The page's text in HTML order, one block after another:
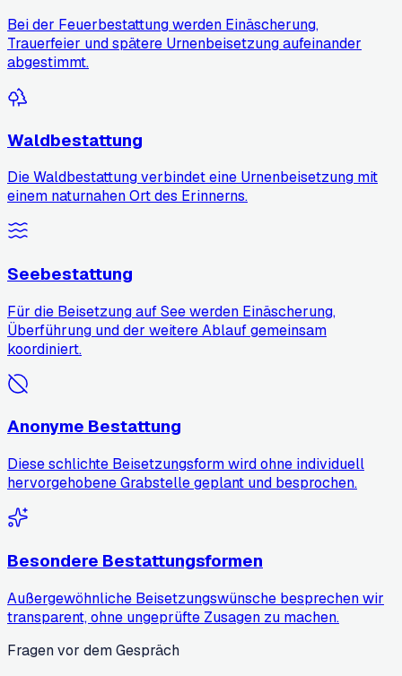
Bei der Feuerbestattung werden Einäscherung,
Trauerfeier und spätere Urnenbeisetzung aufeinander
abgestimmt.
Waldbestattung
Die Waldbestattung verbindet eine Urnenbeisetzung mit
einem naturnahen Ort des Erinnerns.
Seebestattung
Für die Beisetzung auf See werden Einäscherung,
Überführung und der weitere Ablauf gemeinsam
koordiniert.
Anonyme Bestattung
Diese schlichte Beisetzungsform wird ohne individuell
hervorgehobene Grabstelle geplant und besprochen.
Besondere Bestattungsformen
Außergewöhnliche Beisetzungswünsche besprechen wir
transparent, ohne ungeprüfte Zusagen zu machen.
Fragen vor dem Gespräch